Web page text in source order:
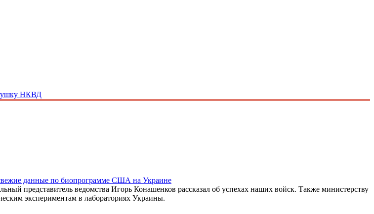
НКВД
данные по биопрограмме США на Украине
представитель ведомства Игорь Конашенков рассказал об успехах наших войск. Также министерству
экспериментам в лабораториях Украины.